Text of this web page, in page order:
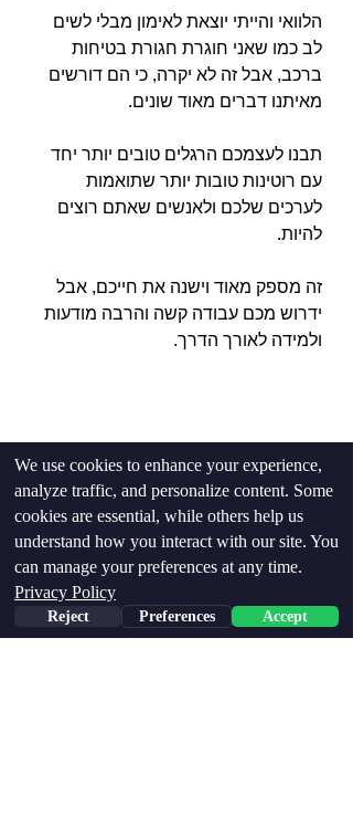
הלוואי והייתי יוצאת לאימון מבלי לשים
לב כמו שאני חוגרת חגורת בטיחות
ברכב, אבל זה לא יקרה, כי הם דורשים
מאיתנו דברים מאוד שונים.⁣
תבנו לעצמכם הרגלים טובים יותר יחד
עם רוטינות טובות יותר שתואמות
לערכים שלכם ולאנשים שאתם רוצים
להיות.⁣
זה מספק מאוד וישנה את חייכם, אבל
ידרוש מכם עבודה קשה והרבה מודעות
ולמידה לאורך הדרך.
Phone Email Facebook
We use cookies to enhance your experience,
analyze traffic, and personalize content. Some
cookies are essential, while others help us
understand how you interact with our site. You
can manage your preferences at any time.
Privacy Policy
Reject Preferences Accept